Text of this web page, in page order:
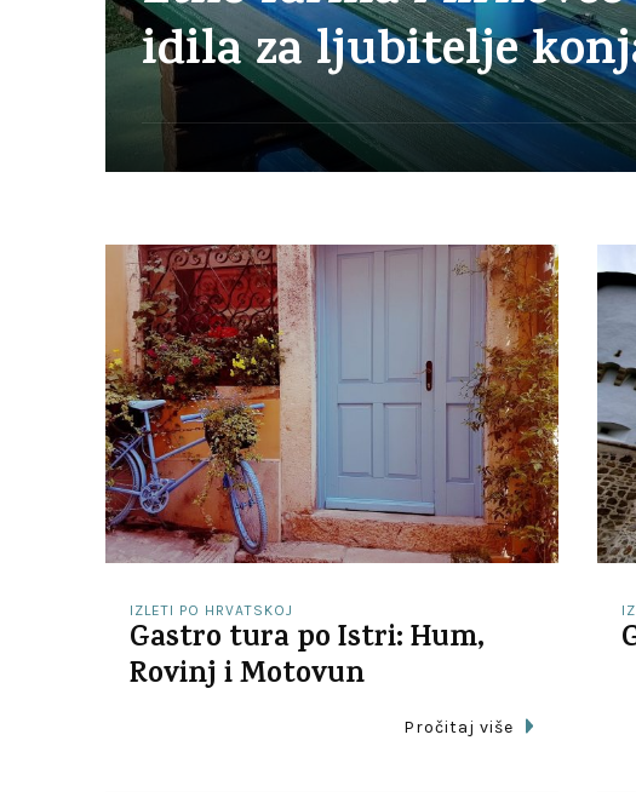
idila za ljubitelje
IZLETI PO HRVATSKOJ
Gastro tura po Istri: Hum,
Rovinj i Motovun
Pročitaj više